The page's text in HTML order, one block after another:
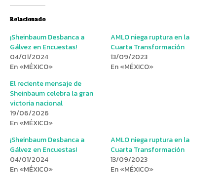
Relacionado
¡Sheinbaum Desbanca a
Gálvez en Encuestas!
04/01/2024
En «MÉXICO»
AMLO niega ruptura en la
Cuarta Transformación
13/09/2023
En «MÉXICO»
El reciente mensaje de
Sheinbaum celebra la gran
victoria nacional
19/06/2026
En «MÉXICO»
¡Sheinbaum Desbanca a
Gálvez en Encuestas!
04/01/2024
En «MÉXICO»
AMLO niega ruptura en la
Cuarta Transformación
13/09/2023
En «MÉXICO»